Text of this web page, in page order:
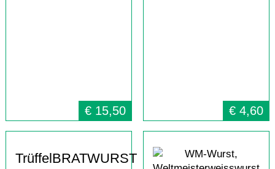
€ 15,50 € 4,60
TrüffelBRATWURST